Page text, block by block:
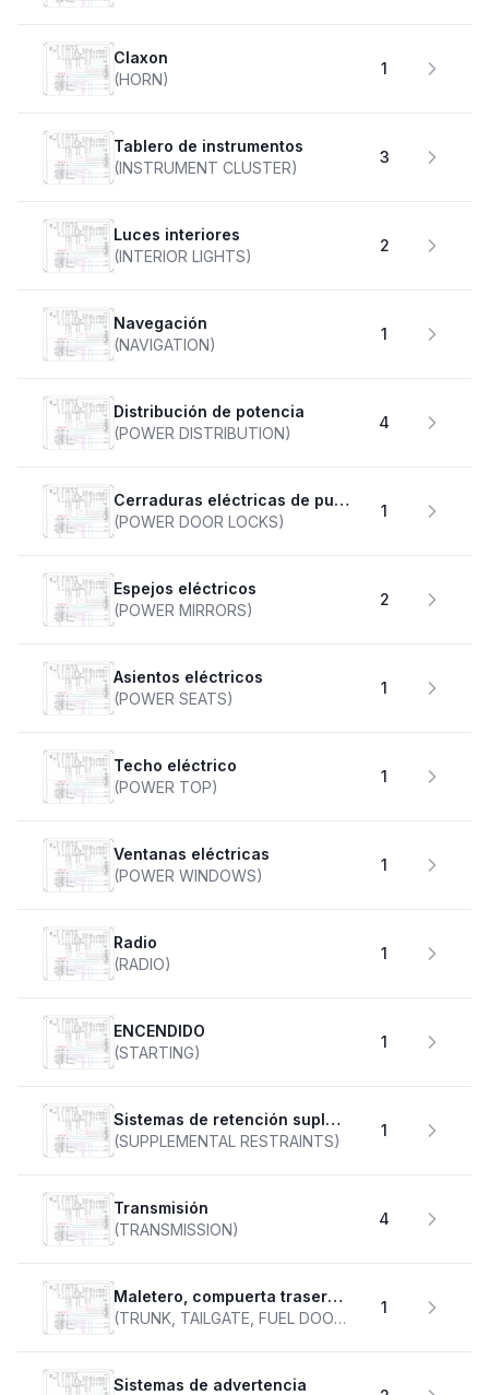
claxon
(HORN)
1
Tablero de instrumentos
(INSTRUMENT CLUSTER)
3
Luces interiores
(INTERIOR LIGHTS)
2
Navegación
(NAVIGATION)
1
Distribución de potencia
(POWER DISTRIBUTION)
4
Cerraduras eléctricas de puertas
(POWER DOOR LOCKS)
1
Espejos eléctricos
(POWER MIRRORS)
2
Asientos eléctricos
(POWER SEATS)
1
Techo eléctrico
(POWER TOP)
1
Ventanas eléctricas
(POWER WINDOWS)
1
Radio
(RADIO)
1
ENCENDIDO
(STARTING)
1
Sistemas de retención suplementarios
(SUPPLEMENTAL RESTRAINTS)
1
transmisión
(TRANSMISSION)
4
Maletero, compuerta trasera, tapa de combustible
(TRUNK, TAILGATE, FUEL DOOR)
1
Sistemas de advertencia